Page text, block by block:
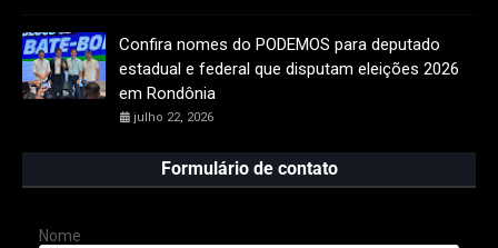
Confira nomes do PODEMOS para deputado
estadual e federal que disputam eleições 2026
em Rondônia
julho 22, 2026
Formulário de contato
Nome